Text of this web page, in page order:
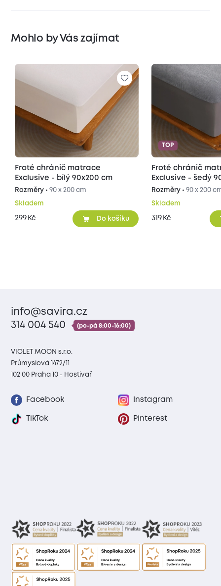
Mohlo by Vás zajímat
Froté chránič matrace
Exclusive - bílý 90x200 cm
Rozměry • 90 x 200 cm
Skladem
299 Kč Do košíku
TOP
Froté chránič
Exclusive - šedý
Rozměry •90 x 200
Skladem
319 Kč
info@savira.cz
314 004 540
(po-pá 8:00-16:00)
VIOLET MOON s.r.o.
Průmyslová 1472/11
102 00 Praha 10 - Hostivař
Facebook Instagram
TikTok Pinterest